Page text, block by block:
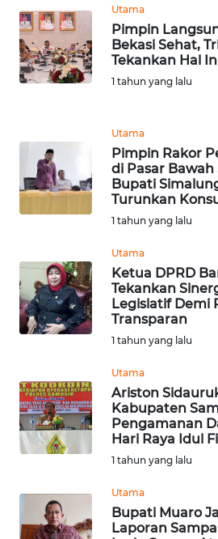
Utama
Pimpin
Bekasi Sehat,
Tekankan Hal
1 tahun yang lalu
Utama
Pimpin Rakor
di Pasar Bawah
Bupati
Turunkan
1 tahun yang lalu
Utama
Ketua DPRD
Tekankan
Legislatif Demi
Transparan
1 tahun yang lalu
Utama
Ariston
Kabupaten
Pengamanan
Hari Raya Idul
1 tahun yang lalu
Utama
Bupati Muaro
Laporan
WN
BENGKULU
WN
JATENG
WN
WN
JOGJA
WN
WN
BALI
WN
WN
KALTENG